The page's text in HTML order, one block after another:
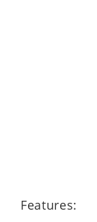
Features: